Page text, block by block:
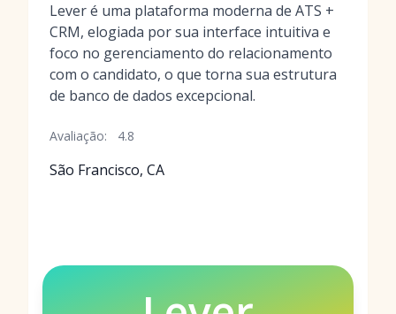
Lever é uma plataforma moderna de ATS +
CRM, elogiada por sua interface intuitiva e
foco no gerenciamento do relacionamento
com o candidato, o que torna sua estrutura
de banco de dados excepcional.
Avaliação: 4.8
São Francisco, CA